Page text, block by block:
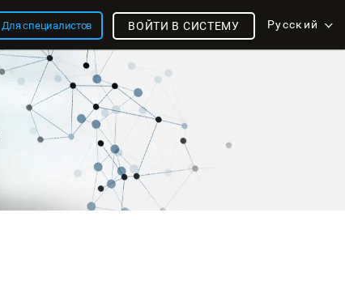
Для специалистов Русский
ВОЙТИ В СИСТЕМУ